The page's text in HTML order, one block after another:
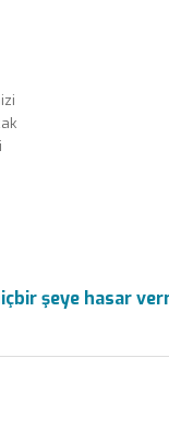
şeye hasar